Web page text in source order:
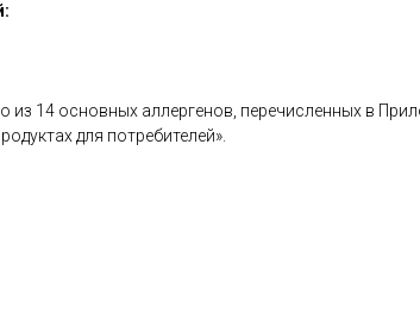
из 14 основных аллергенов, перечисленных в
для потребителей».